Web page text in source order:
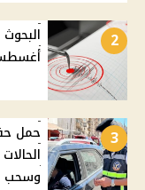
2
3
حمل
وسحب